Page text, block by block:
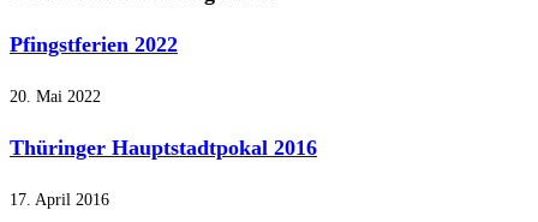
Pfingstferien 2022
20. Mai 2022
Thüringer Hauptstadtpokal 2016
17. April 2016